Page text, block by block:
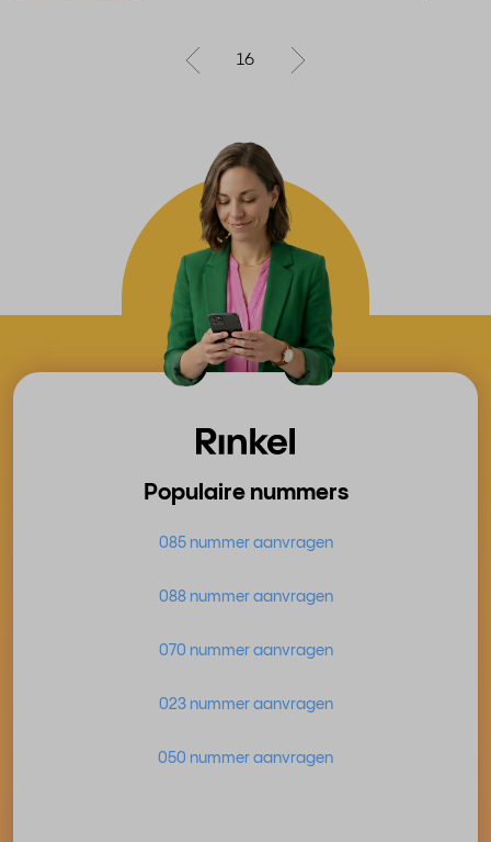
16
Populaire nummers
085 nummer aanvragen
088 nummer aanvragen
070 nummer aanvragen
023 nummer aanvragen
050 nummer aanvragen